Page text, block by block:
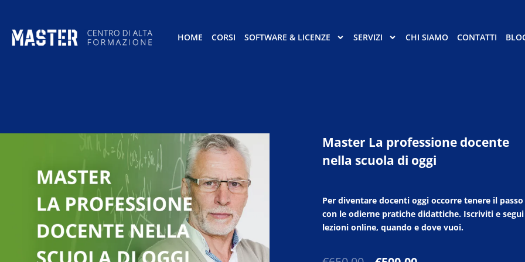
HOME CORSI SOFTWARE & LICENZE SERVIZI CHI SIAMO CONTATTI
Master La professione docente
nella scuola di oggi
Per diventare docenti oggi occorre tenere il passo
con le odierne pratiche didattiche. Iscriviti e
lezioni online, quando e dove vuoi.